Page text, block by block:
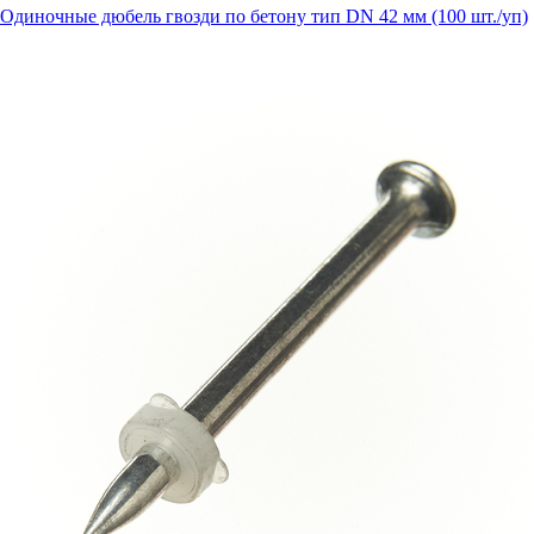
Одиночные дюбель гвозди по бетону тип DN 42 мм (100 шт./уп)